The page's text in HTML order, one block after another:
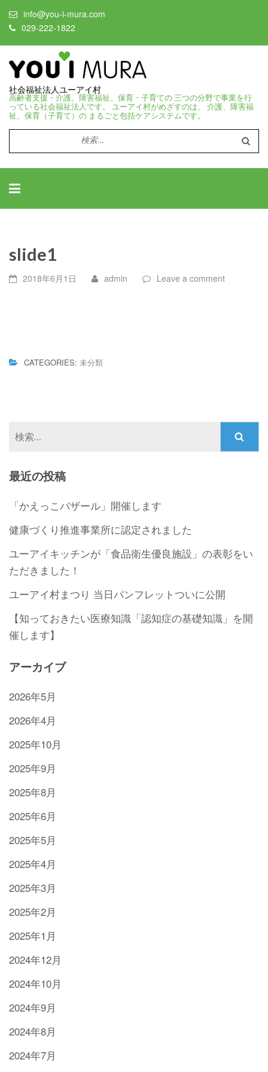
info@you-i-mura.com
029-222-1822
社会福祉法人ユーアイ村
高齢者支援・介護、障害福祉、保育・子育ての 三つの分野で事業を行
っている社会福祉法人です。 ユーアイ村がめざすのは、 介護、障害福
祉、保育（子育て）の まるごと包括ケアシステムです。
検
索:
slide1
2018年6月1日 admin Leave a comment
CATEGORIES: 未分類
最近の投稿
「かえっこバザール」開催します
健康づくり推進事業所に認定されました
ユーアイキッチンが「食品衛生優良施設」の表彰をい
ただきました！
ユーアイ村まつり 当日パンフレットついに公開
【知っておきたい医療知識「認知症の基礎知識」を開
催します】
アーカイブ
2026年5月
2026年4月
2025年10月
2025年9月
2025年8月
2025年6月
2025年5月
2025年4月
2025年3月
2025年2月
2025年1月
2024年12月
2024年10月
2024年9月
2024年8月
2024年7月